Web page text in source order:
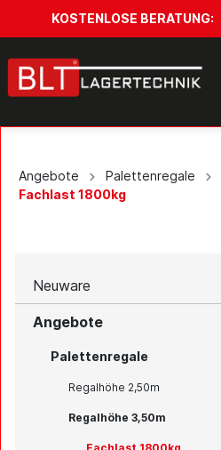
KOSTENLOSE BERATUNG:
Angebote Palettenregale
Fachlast 1800kg
Neuware
Angebote
Palettenregale
Regalhöhe 2,50m
Regalhöhe 3,50m